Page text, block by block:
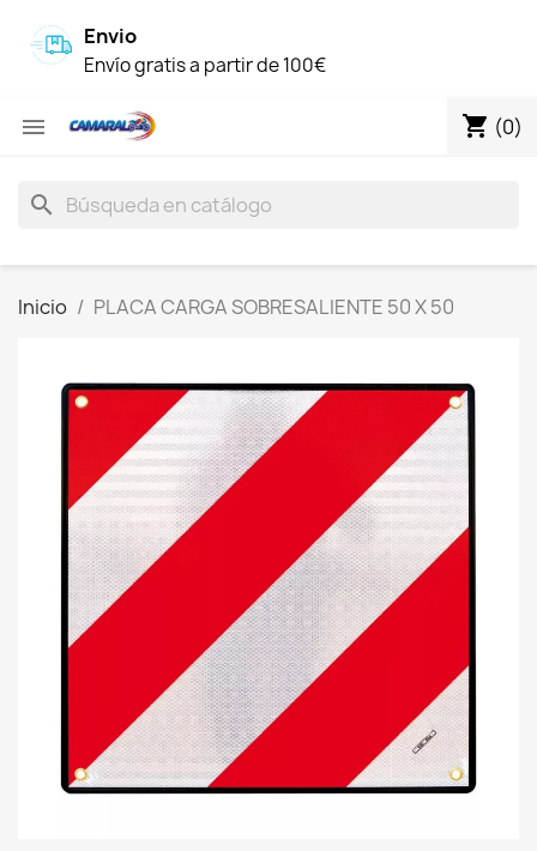
Envio
Envío gratis a partir de 100€
 shopping_cart (0)
search
Inicio PLACA CARGA SOBRESALIENTE 50 X 50